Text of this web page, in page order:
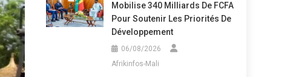
Mobilise 340 Milliards De FCFA
Pour Soutenir Les Priorités De
Développement
06/08/2026
Afrikinfos-Mali